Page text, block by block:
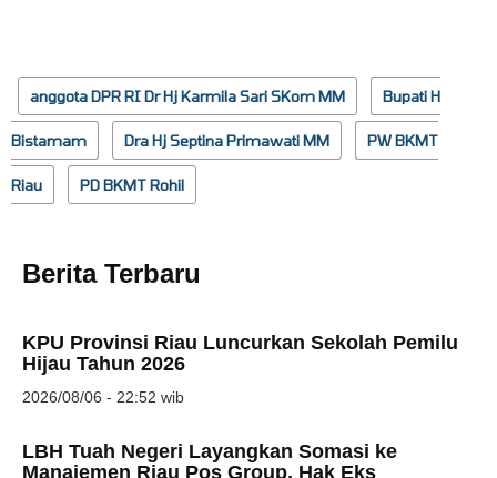
anggota DPR RI Dr Hj Karmila Sari SKom MM Bupati H
Bistamam Dra Hj Septina Primawati MM PW BKMT
Riau PD BKMT Rohil
Berita Terbaru
KPU Provinsi Riau Luncurkan Sekolah Pemilu
Hijau Tahun 2026
2026/08/06 - 22:52 wib
LBH Tuah Negeri Layangkan Somasi ke
Manajemen Riau Pos Group, Hak Eks